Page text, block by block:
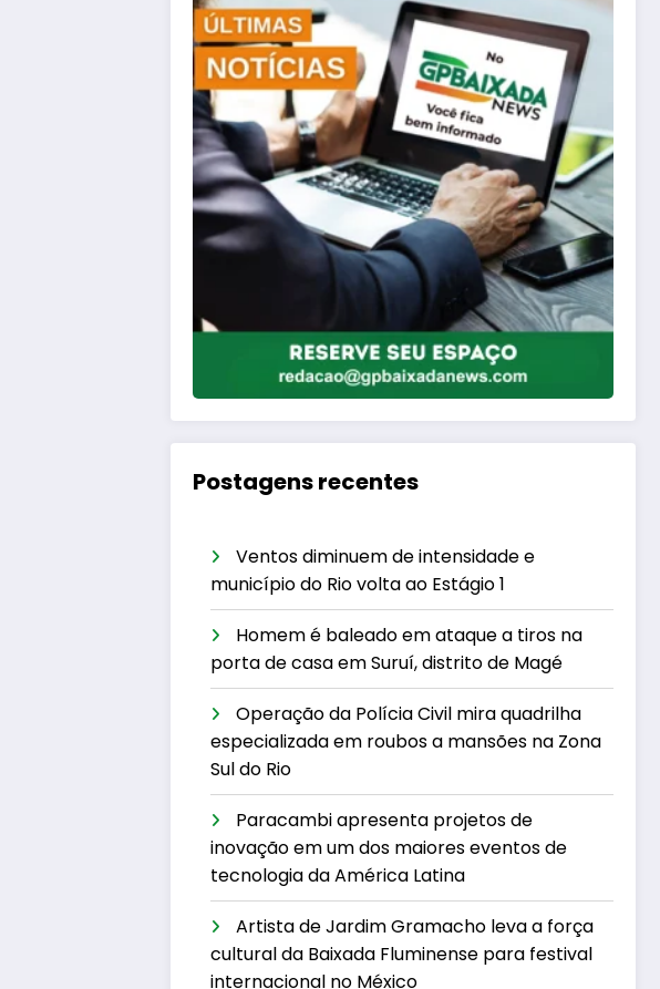
Postagens recentes
Ventos diminuem de intensidade e
município do Rio volta ao Estágio 1
Homem é baleado em ataque a tiros na
porta de casa em Suruí, distrito de Magé
Operação da Polícia Civil mira quadrilha
especializada em roubos a mansões na Zona
Sul do Rio
Paracambi apresenta projetos de
inovação em um dos maiores eventos de
tecnologia da América Latina
Artista de Jardim Gramacho leva a força
cultural da Baixada Fluminense para festival
internacional no México